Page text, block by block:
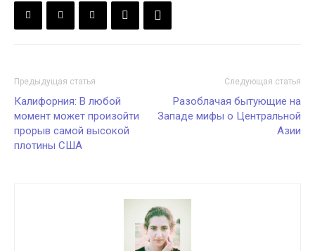
Предыдущая статья
Калифорния: В любой
момент может произойти
прорыв самой высокой
плотины США
Следующая статья
Разоблачая бытующие на
Западе мифы о Центральной
Азии